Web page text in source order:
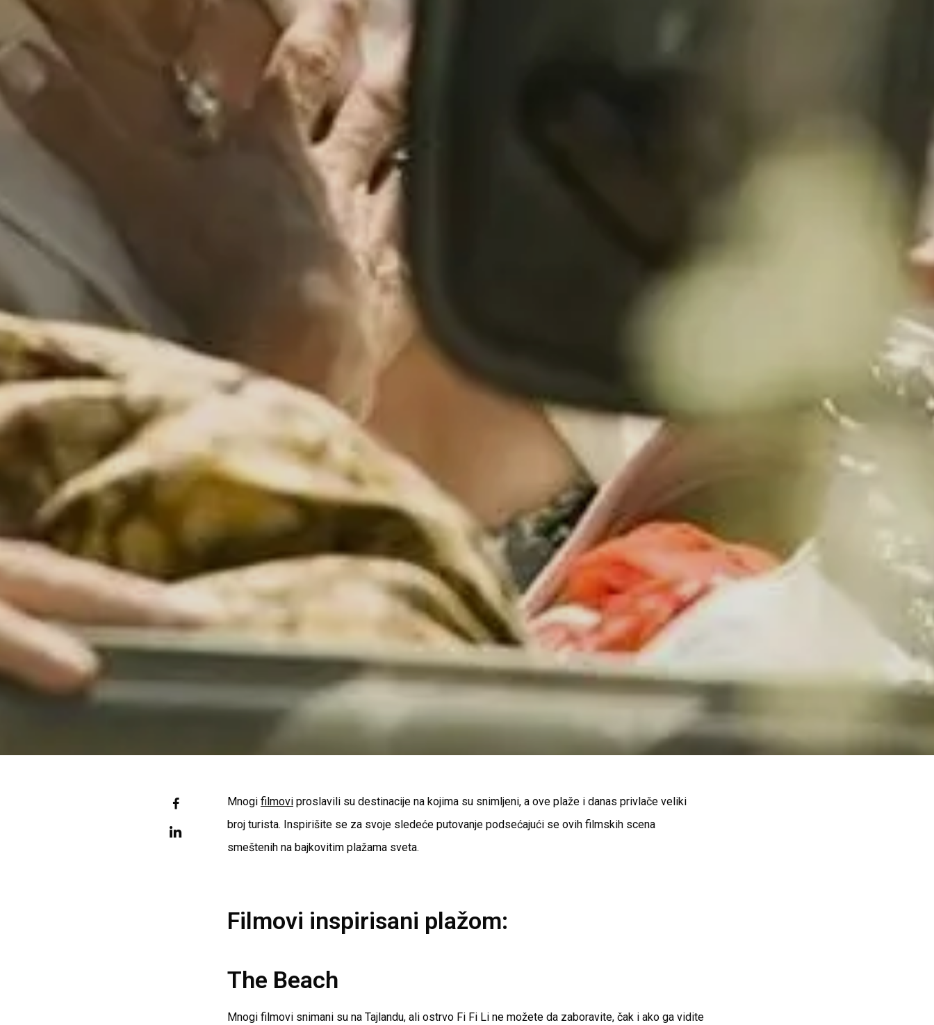
Mnogifilmovi proslavili su destinacije na kojima su snimljeni, a ove plaže i danas privlače veliki
broj turista. Inspirišite se za svoje sledeće putovanje podsećajući se ovih filmskih scena
smeštenih na bajkovitim plažama sveta.
Filmovi inspirisani plažom:
The Beach
Mnogi filmovi snimani su na Tajlandu, ali ostrvo Fi Fi Li ne možete da zaboravite, čak i ako ga vidite